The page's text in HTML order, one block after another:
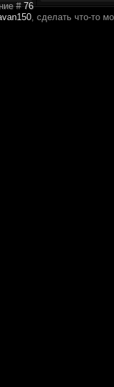
#76
, сделать что-то